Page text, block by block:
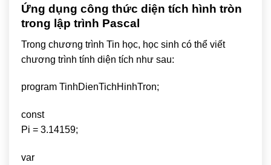
Ứng dụng công thức diện tích hình tròn
trong lập trình Pascal
Trong chương trình Tin học, học sinh có thể viết
chương trình tính diện tích như sau:
program TinhDienTichHinhTron;
const
Pi = 3.14159;
var